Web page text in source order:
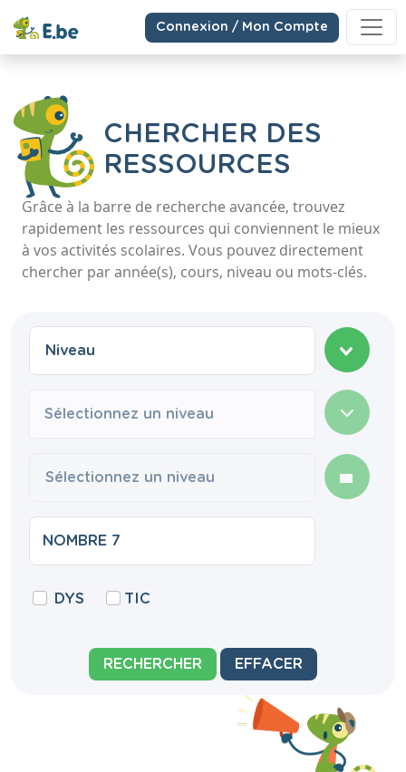
Connexion / Mon Compte
CHERCHER DES
RESSOURCES
Grâce à la barre de recherche avancée, trouvez
rapidement les ressources qui conviennent le mieux
à vos activités scolaires. Vous pouvez directement
chercher par année(s), cours, niveau ou mots-clés.
Sélectionnez un niveau
DYS TIC
RECHERCHER EFFACER